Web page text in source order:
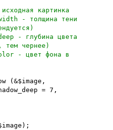
картинка
- толщина тени
- глубина цвета
чернее)
- цвет фона в
(&$image,
= 7,